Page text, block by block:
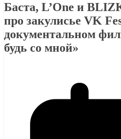
Баста, L’One и
про закулисье VK
документальном
будь со мной»